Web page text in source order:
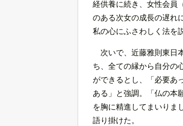
経供養に続き、女性会員
のある次女の成長の遅れ
私の心にふさわしく法を
次いで、近藤雅則東日
ち、全ての縁から自分の
ができるとし、「必要あ
ある」と強調。「仏の本
を胸に精進してまいりま
語り掛けた。